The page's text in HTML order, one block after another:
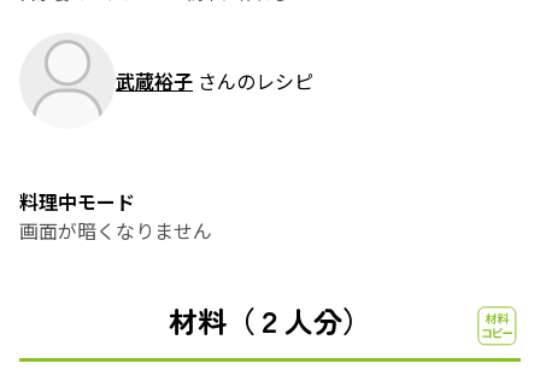
武蔵裕子 さんのレシピ
料理中モード
画面が暗くなりません
材料（２人分）